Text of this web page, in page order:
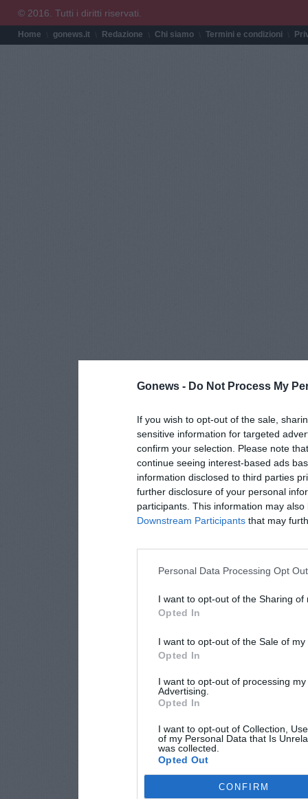
Gonews - Do Not Process My
If you wish to opt-out of the sale,
sensitive information for targeted
confirm your selection. Please note
continue seeing interest-based ads
information disclosed to third parties
further disclosure of your personal
participants. This information may
Downstream Participants that may
Personal Data Processing Opt
I want to opt-out of the Sharing of
Opted In
I want to opt-out of the Sale of
Opted In
I want to opt-out of processing
Advertising.
Opted In
I want to opt-out of Collection,
of my Personal Data that Is
was collected.
Opted Out
CONFIRM
© 2016. Tutti i diritti riservati.
Home gonews.it Redazione Chi siamo Termini e condizioni